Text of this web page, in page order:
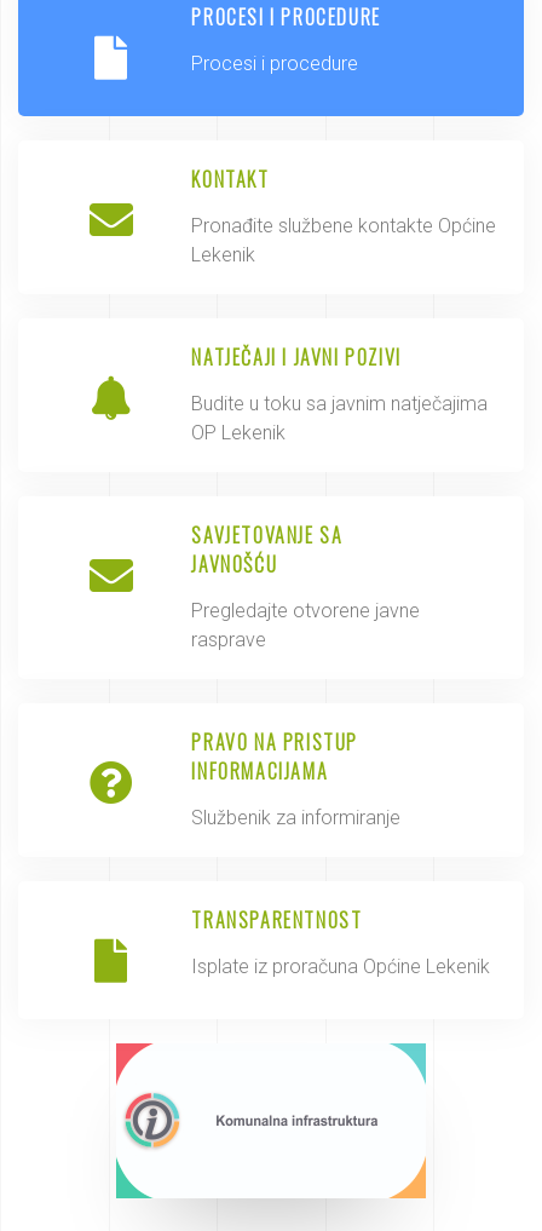
PROCESI I PROCEDURE
Procesi i procedure
KONTAKT
Pronađite službene kontakte Općine
Lekenik
NATJEČAJI I JAVNI POZIVI
Budite u toku sa javnim natječajima
OP Lekenik
SAVJETOVANJE SA
JAVNOŠĆU
Pregledajte otvorene javne
rasprave
PRAVO NA PRISTUP
INFORMACIJAMA
Službenik za informiranje
TRANSPARENTNOST
Isplate iz proračuna Općine Lekenik